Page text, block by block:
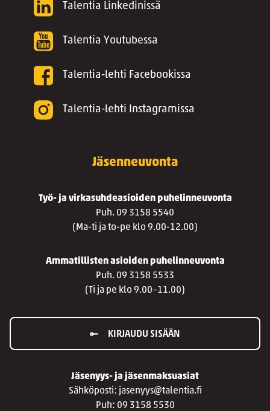
Talentia Linkedinissä
Talentia Youtubessa
Talentia-lehti Facebookissa
Talentia-lehti Instagramissa
Jäsenneuvonta
Työ- ja virkasuhdeasioiden puhelinneuvonta
Puh. 09 3158 5540
(Ma-ti ja to-pe klo 9.00-12.00)
Ammatillisten asioiden puhelinneuvonta
Puh. 09 3158 5533
(Ti ja pe klo 9.00–11.00)
KIRJAUDU SISÄÄN
Jäsenyys- ja jäsenmaksuasiat
Sähköposti: jasenyys@talentia.fi
Puh: 09 3158 5530